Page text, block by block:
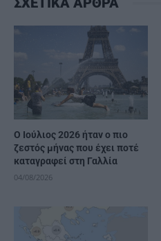
Ο Ιούλιος 2026 ήταν ο πιο
ζεστός μήνας που έχει ποτέ
καταγραφεί στη Γαλλία
04/08/2026